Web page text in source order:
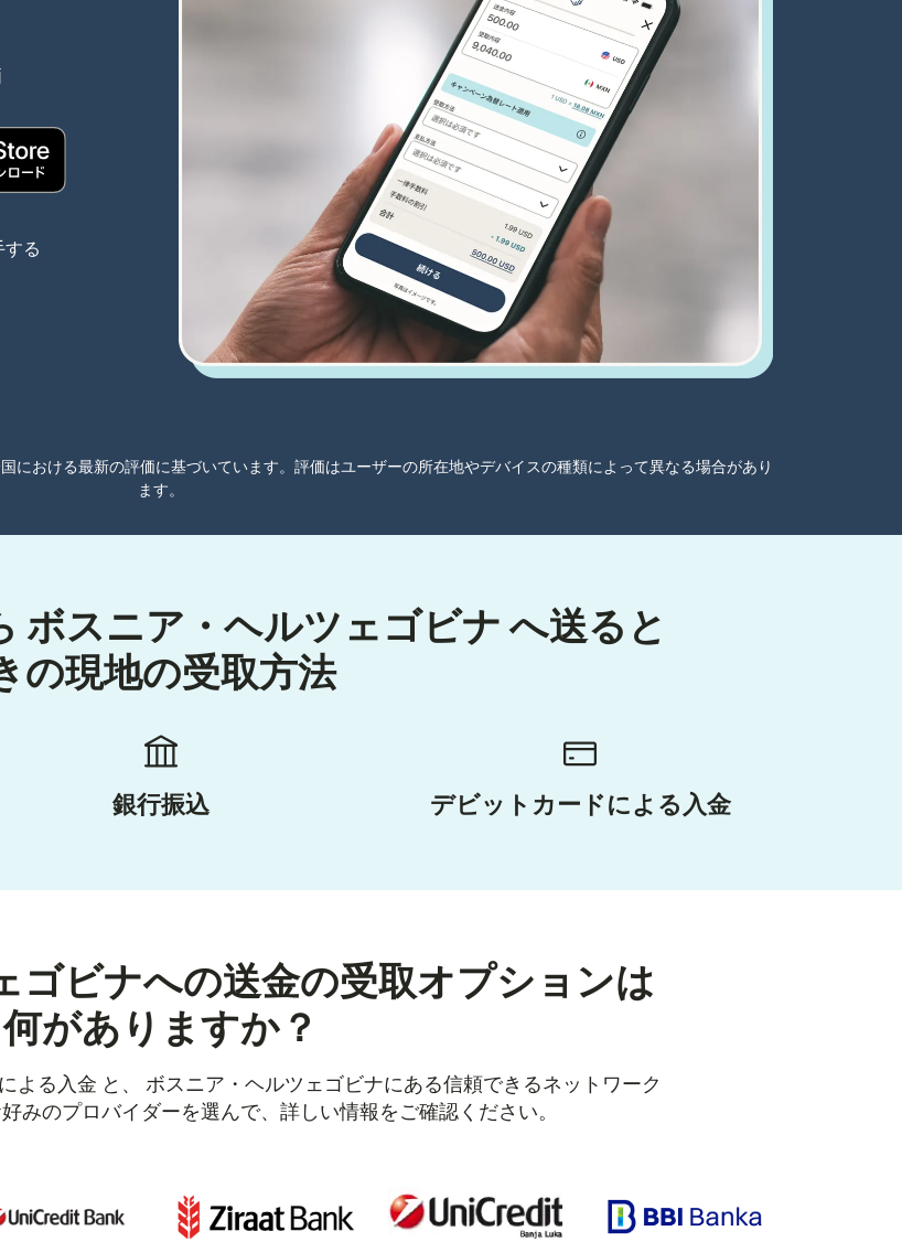
別ウィンドウで開きます）
（別ウィンドウで開きます）
する
おける最新の評価に基づいています。評価はユーザーの所在地やデバイスの種類によって異なる場合があり
ます。
ボスニア・ヘルツェゴビナ へ送ると
の現地の受取方法
銀行振込 デビットカードによる入金
ゴビナへの送金の受取オプションは
何がありますか？
よる入金 と、 ボスニア・ヘルツェゴビナにある信頼できるネットワーク
みのプロバイダーを選んで、詳しい情報をご確認ください。